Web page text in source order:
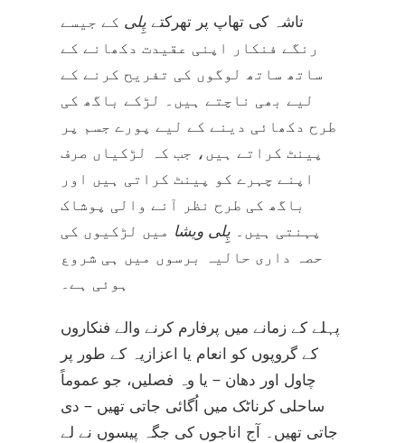
تاشہ کی تھاپ پر تھرکتے پِلی کے جیسے
رنگے فنکار اپنی عقیدت دکھانے کے
ساتھ ساتھ لوگوں کی تفریح کرنے کے
لیے بھی ناچتے ہیں۔ لڑکے باگھ کی
طرح دکھائی دینے کے لیے پورے جسم پر
پینٹ کراتے ہیں، جب کہ لڑکیاں صرف
اپنے چہرے کو پینٹ کراتی ہیں اور
باگھ کی طرح نظر آنے والی پوشاک
پہنتی ہیں۔ پِلی ویشا میں لڑکیوں کی
حصہ داری حالیہ برسوں میں ہی شروع
ہوئی ہے۔
پہلے کے زمانے میں پرفارم کرنے والے فنکاروں
کے گروپوں کو انعام یا اعزازیہ کے طور پر
چاول اور دھان – یا وہ فصلیں، جو عموماً
ساحلی کرناٹک میں اُگائی جاتی تھیں – دی
جاتی تھیں۔ آج اناجوں کی جگہ پیسوں نے لے